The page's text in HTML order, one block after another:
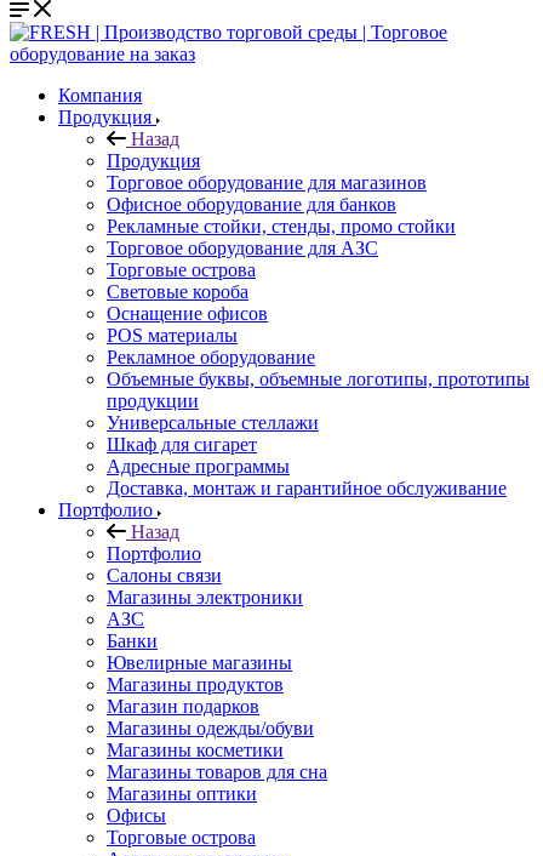
Компания
Продукция
Назад
Продукция
Торговое оборудование для магазинов
Офисное оборудование для банков
Рекламные стойки, стенды, промо стойки
Торговое оборудование для АЗС
Торговые острова
Световые короба
Оснащение офисов
POS материалы
Рекламное оборудование
Объемные буквы, объемные логотипы, прототипы
продукции
Универсальные стеллажи
Шкаф для сигарет
Адресные программы
Доставка, монтаж и гарантийное обслуживание
Портфолио
Назад
Портфолио
Салоны связи
Магазины электроники
АЗС
Банки
Ювелирные магазины
Магазины продуктов
Магазин подарков
Магазины одежды/обуви
Магазины косметики
Магазины товаров для сна
Магазины оптики
Офисы
Торговые острова